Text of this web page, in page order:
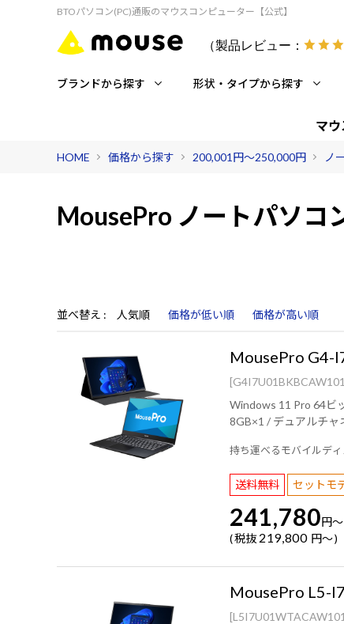
BTOパソコン(PC)通販のマウスコンピューター【公式】
（製品レビュー：
ブランドから探す 形状・タイプから探す
マ
HOME 価格から探す 200,001円～250,000円 ノ
MousePro ノートパソ
並べ替え 人気順 価格が低い順 価格が高い順
MousePro G4-
Windows 11 Pro 64ビット ( PKIDラベル貼付対応 )/ インテル®
8GB×1 / デュアルチャネル)/ 256GB (NVMe)/ 14型 液晶パネル (ノングレア / 60Hz対応 / アスペクト比16:9)/ Wi-Fi 6E( 最
持ち運べるモバイルデ
送料無料 セットモ
241,780円～
税抜 219,800 円～
MousePro L5-